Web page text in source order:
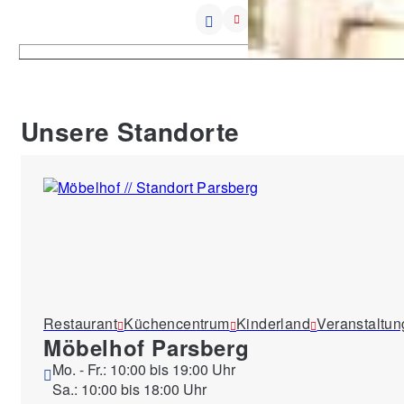
Unsere Standorte
Restaurant Küchencentrum Kinderland
Möbelhof Parsberg
Mo. - Fr.: 10:00 bis 19:00 Uhr
Sa.: 10:00 bis 18:00 Uhr